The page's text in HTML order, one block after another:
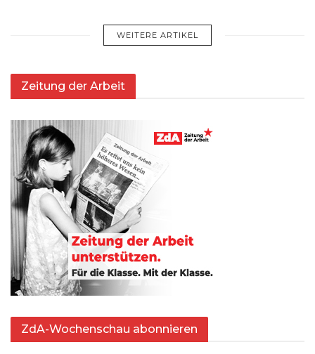
WEITERE ARTIKEL
Zeitung der Arbeit
ZdA-Wochenschau abonnieren